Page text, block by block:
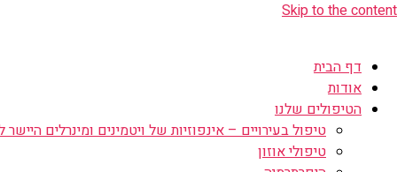
Skip to the content
דף הבית
אודות
הטיפולים שלנו
טיפול בעירויים – אינפוזיות של ויטמינים ומינרלים היישר
טיפולי אוזון